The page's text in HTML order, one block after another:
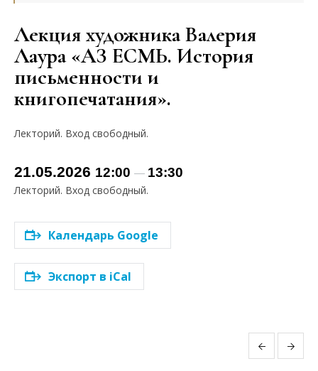
Лекция художника Валерия
Лаура «АЗ ЕСМЬ. История
письменности и
книгопечатания».
Лекторий. Вход свободный.
21.05.2026 12:00 — 13:30
Лекторий. Вход свободный.
Календарь Google
Экспорт в iCal